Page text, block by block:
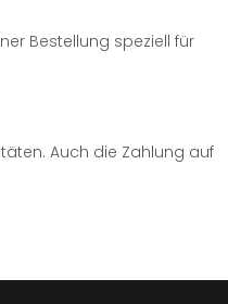
Bestellung speziell für
Auch die Zahlung auf